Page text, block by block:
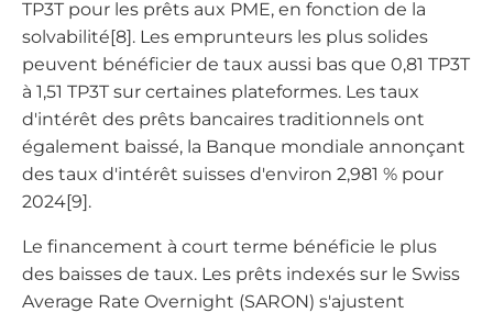
TP3T pour les prêts aux PME, en fonction de la
solvabilité[8]. Les emprunteurs les plus solides
peuvent bénéficier de taux aussi bas que 0,81 TP3T
à 1,51 TP3T sur certaines plateformes. Les taux
d'intérêt des prêts bancaires traditionnels ont
également baissé, la Banque mondiale annonçant
des taux d'intérêt suisses d'environ 2,981 % pour
2024[9].
Le financement à court terme bénéficie le plus
des baisses de taux. Les prêts indexés sur le Swiss
Average Rate Overnight (SARON) s'ajustent